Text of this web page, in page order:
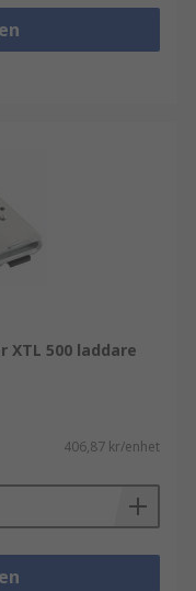
XTL 500 laddare
406,87 kr/enhet